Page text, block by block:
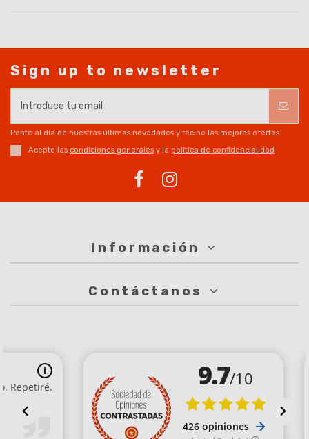
Sign up to newsletter
Ponte al día de nuestras últimas novedades y recibe las mejores ofertas.
Acepto las condiciones generales y la política de confidencialidad
Información
Contáctanos